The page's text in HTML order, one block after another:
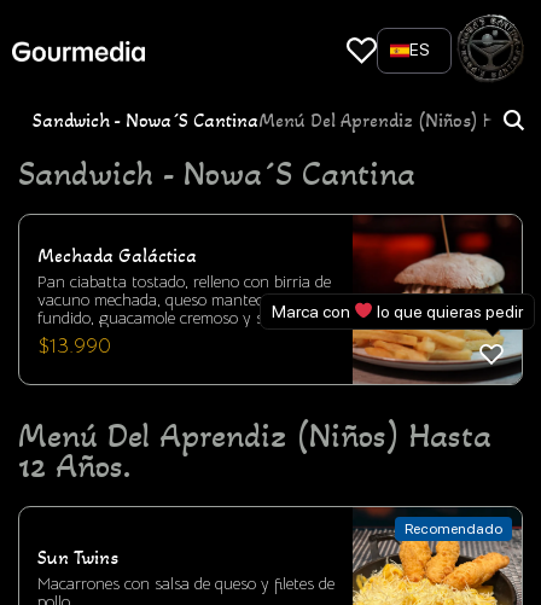
content
ES
Sandwich - Nowa´s CantinaMenú Del Aprendiz (niños) Hasta
Sandwich - Nowa´s Cantina
Mechada Galáctica
Pan ciabatta tostado, relleno con birria de
vacuno mechada, queso mantecoso
fundido, guacamole cremoso y salsa alioli.
Un sándwich intenso, jugoso y lleno de
sabor en cada mordida.
$13.990
Menú Del Aprendiz (niños) Hasta
12 Años.
Sun Twins
Macarrones con salsa de queso y filetes de
Recomendado
Marca con lo que quieras pedir